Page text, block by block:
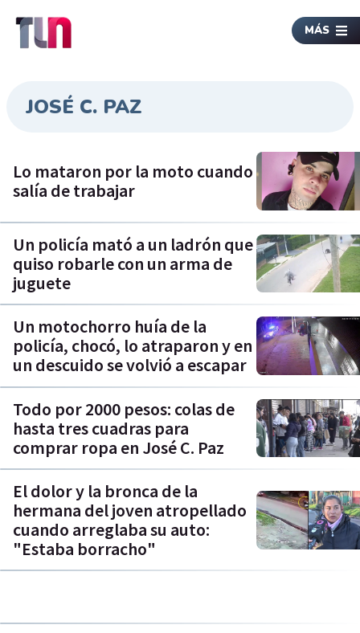
MÁS
JOSÉ C. PAZ
Lo mataron por la moto cuando
salía de trabajar
Un policía mató a un ladrón que
quiso robarle con un arma de
juguete
Un motochorro huía de la
policía, chocó, lo atraparon y en
un descuido se volvió a escapar
Todo por 2000 pesos: colas de
hasta tres cuadras para
comprar ropa en José C. Paz
El dolor y la bronca de la
hermana del joven atropellado
cuando arreglaba su auto:
"Estaba borracho"